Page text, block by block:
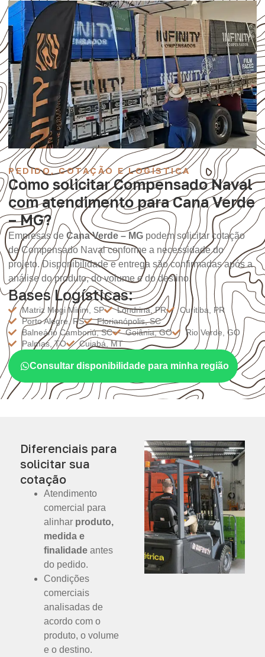
PEDIDO, COTAÇÃO E LOGÍSTICA
Como solicitar Compensado Naval
com atendimento para Cana Verde
– MG?
Empresas de Cana Verde – MG podem solicitar cotação
de Compensado Naval conforme a necessidade do
projeto. Disponibilidade e entrega são confirmadas após a
análise do produto, do volume e do destino.
Bases Logísticas:
Matriz Mogi Mirim, SP Londrina, PR
Curitiba, PR
Porto Alegre, RS
Florianópolis, SC
Balneário Camboriú, SC
Goiânia, GO
Rio Verde, GO
Palmas, TO
Cuiabá, MT
Consultar disponibilidade para minha região
Diferenciais para
solicitar sua
cotação
Atendimento
comercial para
alinhar produto,
medida e
finalidade antes
do pedido.
Condições
comerciais
analisadas de
acordo com o
produto, o volume
e o destino.